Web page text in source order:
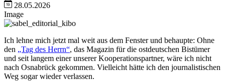
28.05.2026
Image
Ich lehne mich jetzt mal weit aus dem Fenster und behaupte: Ohne
den „Tag des Herrn“, das Magazin für die ostdeutschen Bistümer
und seit langem einer unserer Kooperationspartner, wäre ich nicht
nach Osnabrück gekommen. Vielleicht hätte ich den journalistischen
Weg sogar wieder verlassen.